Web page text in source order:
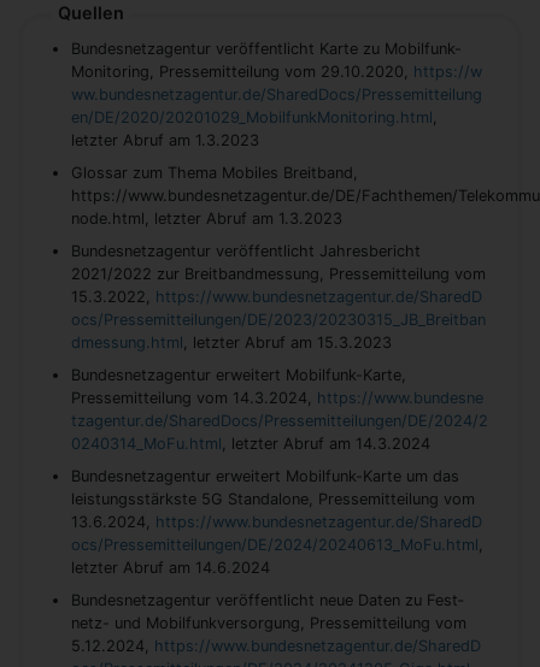
Quellen
Bundesnetzagentur veröffentlicht Karte zu Mobilfunk-
Monitoring, Pressemitteilung vom 29.10.2020, https://w
ww.bundesnetzagentur.de/SharedDocs/Pressemitteilung
en/DE/2020/20201029_MobilfunkMonitoring.html
letzter Abruf am 1.3.2023
Glossar zum Thema Mobiles Breitband,
https://www.bundesnetzagentur.de/DE/Fachthemen/
node.html, letzter Abruf am 1.3.2023
Bundesnetzagentur veröffentlicht Jahresbericht
2021/2022 zur Breitbandmessung, Pressemitteilung vom
15.3.2022, https://www.bundesnetzagentur.de/SharedD
ocs/Pressemitteilungen/DE/2023/20230315_JB_Breitban
dmessung.html , letzter Abruf am 15.3.2023
Bundesnetzagentur erweitert Mobilfunk-Karte,
Pressemitteilung vom 14.3.2024, https://www.bundesne
tzagentur.de/SharedDocs/Pressemitteilungen/DE/2024/2
0240314_MoFu.html , letzter Abruf am 14.3.2024
Bun­des­netz­agen­tur er­wei­tert Mo­bil­funk-Kar­te um das
leis­tungs­stärks­te 5G Stan­da­lo­ne, Pressemitteilung vom
13.6.2024, https://www.bundesnetzagentur.de/SharedD
ocs/Pressemitteilungen/DE/2024/20240613_MoFu.html
letzter Abruf am 14.6.2024
Bundesnetzagentur ver­öf­fent­licht neue Da­ten zu Fest­
netz- und Mo­bil­funk­ver­sor­gung, Pressemitteilung vom
5.12.2024, https://www.bundesnetzagentur.de/SharedD